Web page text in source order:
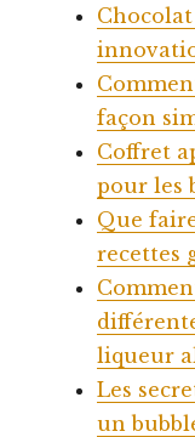
façon
Coffret
pour les
Que
recettes
liqueur
Les
un